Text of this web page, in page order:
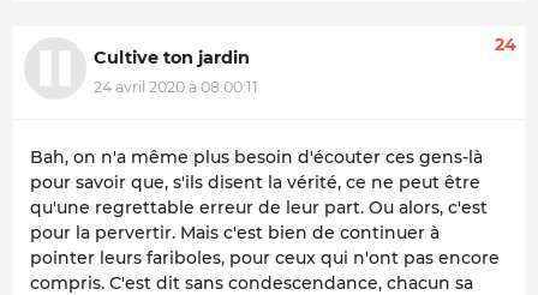
Cultive ton jardin
24 avril 2020 à 08:00:11
24
Bah, on n'a même plus besoin d'écouter ces gens-là
pour savoir que, s'ils disent la vérité, ce ne peut être
qu'une regrettable erreur de leur part. Ou alors, c'est
pour la pervertir. Mais c'est bien de continuer à
pointer leurs fariboles, pour ceux qui n'ont pas encore
compris. C'est dit sans condescendance, chacun sa